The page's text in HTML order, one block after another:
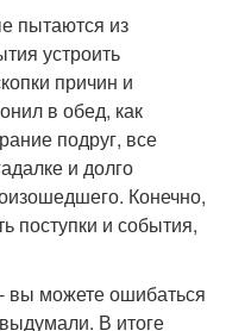
пытаются из
устроить
причин и
в обед, как
подруг, все
и долго
Конечно,
поступки и события,
вы можете ошибаться
В итоге